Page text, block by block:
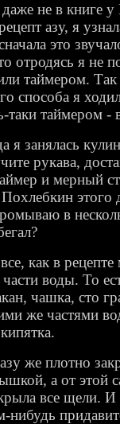
не в книге у
азу, я
это
отродясь я не
таймером. Так
способа я
таки таймером
я занялась
рукава,
и мерный
этого
в
как в
части воды. То
чашка, сто
же частями
же плотно
а от этой
все щели.
нибудь